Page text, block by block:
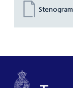
Stenogram